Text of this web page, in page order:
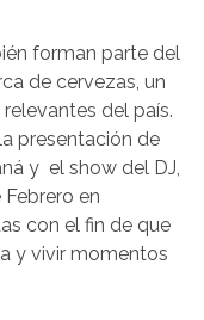
forman parte del
de cervezas, un
del país.
presentación de
y el show del DJ,
en
con el fin de que
y vivir momentos